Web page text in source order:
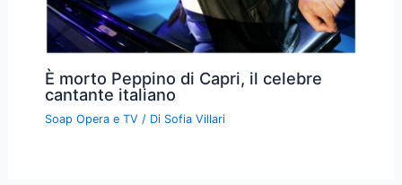
È morto Peppino di Capri, il celebre
cantante italiano
Soap Opera e TV / Di Sofia Villari